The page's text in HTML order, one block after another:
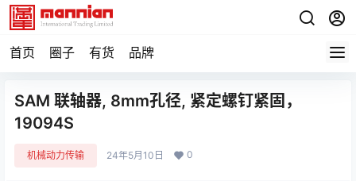
首页 圈子 有货 品牌
SAM 联轴器, 8mm孔径, 紧定螺钉紧固，
19094S
机械动力传输 24年5月10日 0